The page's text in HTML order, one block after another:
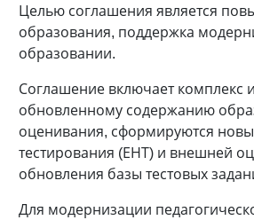
Целью соглашения является
образования, поддержка
образовании.
Соглашение включает комплекс
обновленному содержанию
оценивания, сформируются
тестирования (ЕНТ) и внешней
обновления базы тестовых
Для модернизации